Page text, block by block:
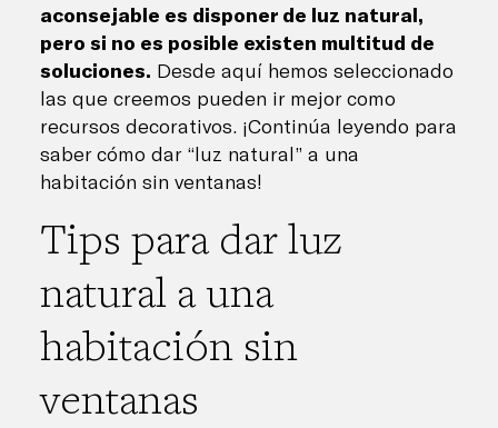
aconsejable es disponer de luz natural,
pero si no es posible existen multitud de
soluciones. Desde aquí hemos seleccionado
las que creemos pueden ir mejor como
recursos decorativos. ¡Continúa leyendo para
saber cómo dar “luz natural” a una
habitación sin ventanas!
Tips para dar luz
natural a una
habitación sin
ventanas